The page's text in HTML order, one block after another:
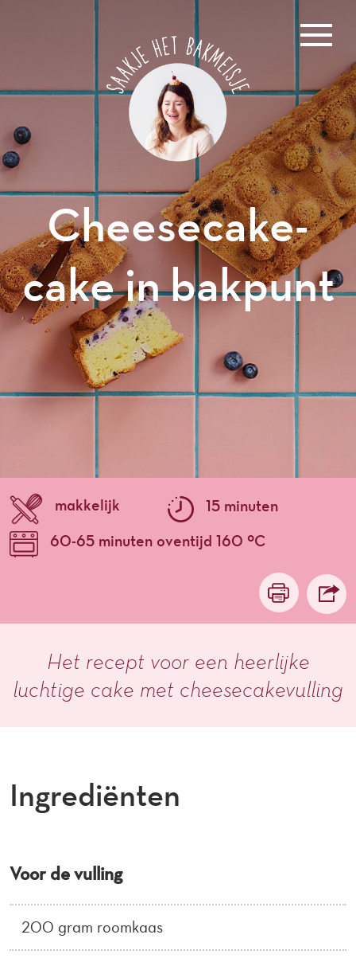
inhoud
Cheesecake-
cake in bakpunt
makkelijk
15 minuten
60-65 minuten oventijd 160 ºC
Het recept voor een heerlijke
luchtige cake met cheesecakevulling
Ingrediënten
Voor de vulling
200 gram roomkaas